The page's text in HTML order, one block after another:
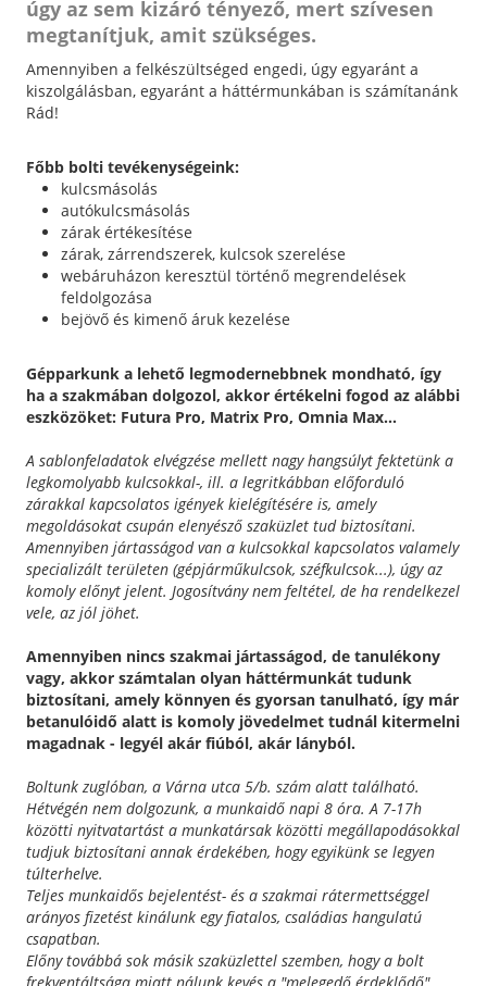
úgy az sem kizáró tényező, mert szívesen
megtanítjuk, amit szükséges.
Amennyiben a felkészültséged engedi, úgy egyaránt a
kiszolgálásban, egyaránt a háttérmunkában is számítanánk
Rád!
Főbb bolti tevékenységeink:
kulcsmásolás
autókulcsmásolás
zárak értékesítése
zárak, zárrendszerek, kulcsok szerelése
webáruházon keresztül történő megrendelések
feldolgozása
bejövő és kimenő áruk kezelése
Gépparkunk a lehető legmodernebbnek mondható, így
ha a szakmában dolgozol, akkor értékelni fogod az alábbi
eszközöket: Futura Pro, Matrix Pro, Omnia Max...
A sablonfeladatok elvégzése mellett nagy hangsúlyt fektetünk a
legkomolyabb kulcsokkal-, ill. a legritkábban előforduló
zárakkal kapcsolatos igények kielégítésére is, amely
megoldásokat csupán elenyésző szaküzlet tud biztosítani.
Amennyiben jártasságod van a kulcsokkal kapcsolatos valamely
specializált területen (gépjárműkulcsok, széfkulcsok...), úgy az
komoly előnyt jelent. Jogosítvány nem feltétel, de ha rendelkezel
vele, az jól jöhet.
Amennyiben nincs szakmai jártasságod, de tanulékony
vagy, akkor számtalan olyan háttérmunkát tudunk
biztosítani, amely könnyen és gyorsan tanulható, így már
betanulóidő alatt is komoly jövedelmet tudnál kitermelni
magadnak - legyél akár fiúból, akár lányból.
Boltunk zuglóban, a Várna utca 5/b. szám alatt található.
Hétvégén nem dolgozunk, a munkaidő napi 8 óra. A 7-17h
közötti nyitvatartást a munkatársak közötti megállapodásokkal
tudjuk biztosítani annak érdekében, hogy egyikünk se legyen
túlterhelve.
Teljes munkaidős bejelentést- és a szakmai rátermettséggel
arányos fizetést kinálunk egy fiatalos, családias hangulatú
csapatban.
Előny továbbá sok másik szaküzlettel szemben, hogy a bolt